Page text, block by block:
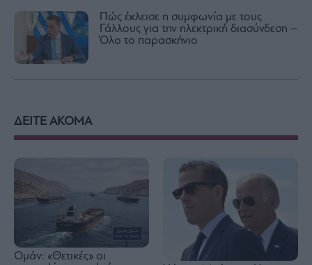
Πώς έκλεισε η συμφωνία με τους
Γάλλους για την ηλεκτρική διασύνδεση –
Όλο το παρασκήνιο
ΔΕΙΤΕ ΑΚΟΜΑ
Ομάν: «Θετικές» οι